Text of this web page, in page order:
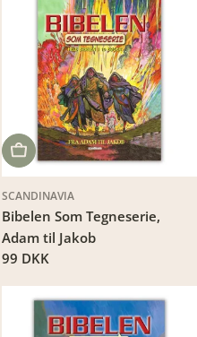
LÆG I KURV
SCANDINAVIA
Bibelen Som Tegneserie,
Adam til Jakob
Translation
99 DKK